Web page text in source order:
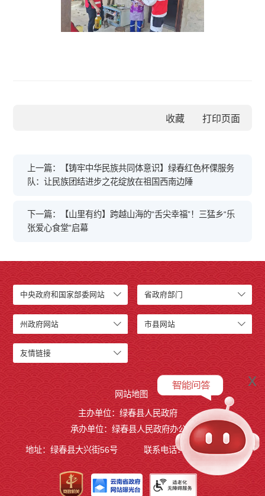
收藏
上一篇：【铸牢中华民族共同体意识】绿春红色杯倮服务
队：让民族团结进步之花绽放在祖国西南边陲
下一篇：【山里有约】跨越山海的“舌尖幸福”！三猛乡“乐
张爱心食堂”启幕
中央政府和国家部委网站 省政府部门
州政府网站 市县网站
友情链接
x
网站地图
主办单位：绿春县人民政府
承办单位：绿春县人民政府办公室
地址：绿春县大兴街56号 联系电话：0873-4221495